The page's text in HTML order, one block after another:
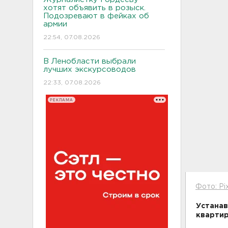
хотят объявить в розыск.
Подозревают в фейках об
армии
22:54, 07.08.2026
В Ленобласти выбрали
лучших экскурсоводов
22:33, 07.08.2026
РЕКЛАМА
Фото: